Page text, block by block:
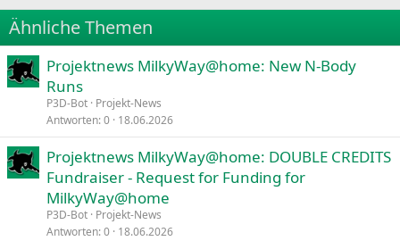
22
26
Times New Roman
Trebuchet MS
Verdana
Ähnliche Themen
Projektnews MilkyWay@home: New N-Body
Runs
P3D-Bot Projekt-News
Antworten 0 18.06.2026
Projektnews MilkyWay@home: DOUBLE CREDITS
Fundraiser - Request for Funding for
MilkyWay@home
P3D-Bot Projekt-News
Antworten 0 18.06.2026